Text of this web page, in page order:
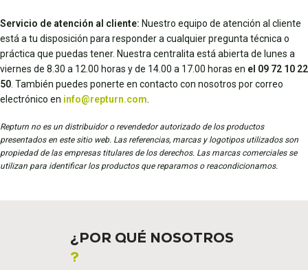
Servicio de atención al cliente: Nuestro equipo de atención al cliente
está a tu disposición para responder a cualquier pregunta técnica o
práctica que puedas tener. Nuestra centralita está abierta de lunes a
viernes de 8.30 a 12.00 horas y de 14.00 a 17.00 horas en el 09 72 10 22
50 . También puedes ponerte en contacto con nosotros por correo
electrónico en info@repturn.com
Repturn no es un distribuidor o revendedor autorizado de los productos
presentados en este sitio web. Las referencias, marcas y logotipos utilizados son
propiedad de las empresas titulares de los derechos. Las marcas comerciales se
utilizan para identificar los productos que reparamos o reacondicionamos.
¿POR QUÉ NOSOTROS
?